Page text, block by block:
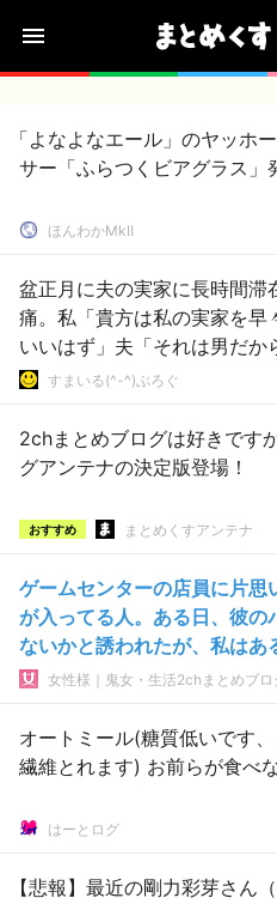
「よなよなエール」のヤッ
サー「ふらつくビアグラス」
ほんわかMkⅡ
盆正月に夫の実家に長時間滞
痛。私「貴方は私の実家を早
いいはず」夫「それは男だか
ない」すまいる(^-^)ぶろぐ
2chまとめブログは好きです
グアンテナの決定版登場！
おすすめ まとめくすアンテナ
ゲームセンターの店員に片思
が入ってる人。ある日、彼
ないかと誘われたが、私は
女性様｜鬼女・生活2chまとめブロ
オートミール(糖質低いです
繊維とれます) お前らが食べ
はーとログ
【悲報】最近の剛力彩芽さ